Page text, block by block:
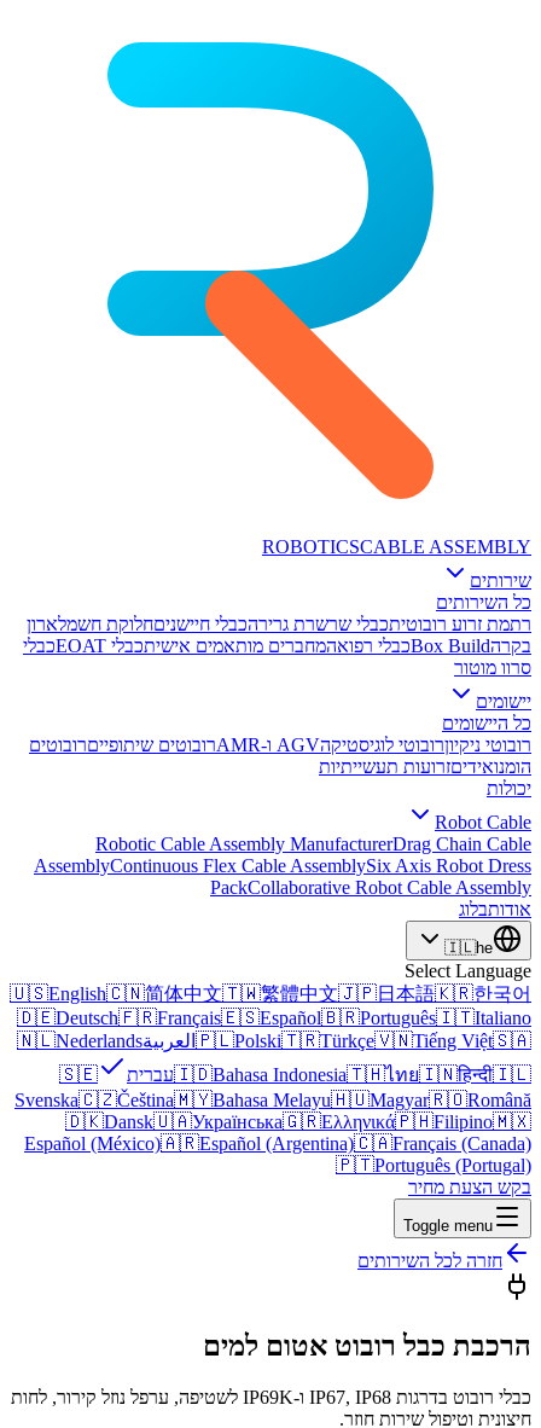
ROBOTICSCABLE ASSEMBLY
שירותים
כל השירותים
רתמת זרוע רובוטיתכבלי שרשרת גרירהכבלי חיישניםחלוקת חשמלארון
בקרהBox Buildכבלי רפואהמחברים מותאמים אישיתכבלי EOAT
כבלי
סרוו מוטור
יישומים
כל היישומים
רובוטי ניקיוןרובוטי לוגיסטיקהAGV ו-AMR רובוטים שיתופייםרובוטים
הומנואידיםזרועות תעשייתיות
יכולות
Robot Cable
Robotic Cable Assembly ManufacturerDrag Chain Cable
AssemblyContinuous Flex Cable AssemblySix Axis Robot Dress
PackCollaborative Robot Cable Assembly
אודותבלוג
🇮🇱he
Select Language
🇺🇸English🇨🇳简体中文🇹🇼繁體中文🇯🇵日本語🇰🇷한국어
🇩🇪Deutsch🇫🇷Français🇪🇸Español🇧🇷Português🇮🇹Italiano
🇵🇱Polski🇹🇷Türkçe🇻🇳Tiếng Việt🇸🇦 العربية 🇳🇱Nederlands
🇮🇩Bahasa Indonesia🇹🇭ไทย🇮🇳हिन्दी🇮🇱 עברית
🇸🇪
Svenska🇨🇿Čeština🇲🇾Bahasa Melayu🇭🇺Magyar🇷🇴Română
🇩🇰Dansk🇺🇦Українська🇬🇷Ελληνικά🇵🇭Filipino🇲🇽
Español (México)🇦🇷Español (Argentina)🇨🇦Français (Canada)
🇵🇹Português (Portugal)
בקש הצעת מחיר
Toggle menu
חזרה לכל השירותים
הרכבת כבל רובוט אטום למים
כבלי רובוט בדרגות IP67, IP68 ו-IP69K לשטיפה, ערפל נוזל קירור, לחות
חיצונית וטיפול שירות חוזר.